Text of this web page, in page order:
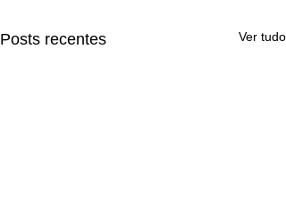
Posts recentes Ver tudo